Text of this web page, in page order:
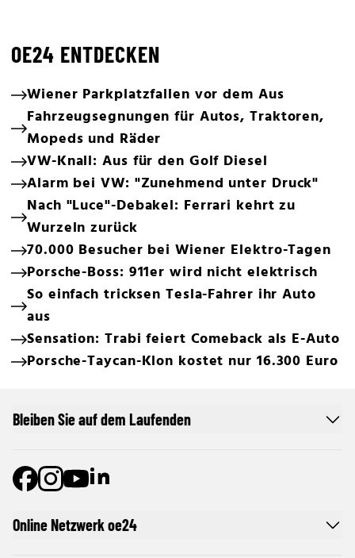
OE24 ENTDECKEN
Wiener Parkplatzfallen vor dem Aus
Fahrzeugsegnungen für Autos, Traktoren,
Mopeds und Räder
VW-Knall: Aus für den Golf Diesel
Alarm bei VW: "Zunehmend unter Druck"
Nach "Luce"-Debakel: Ferrari kehrt zu
Wurzeln zurück
70.000 Besucher bei Wiener Elektro-Tagen
Porsche-Boss: 911er wird nicht elektrisch
So einfach tricksen Tesla-Fahrer ihr Auto
aus
Sensation: Trabi feiert Comeback als E-Auto
Porsche-Taycan-Klon kostet nur 16.300 Euro
Online Netzwerk oe24
Bleiben Sie auf dem Laufenden